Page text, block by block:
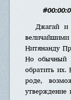
Джагай
Нитянанду
Но обычный
обратить
роде,